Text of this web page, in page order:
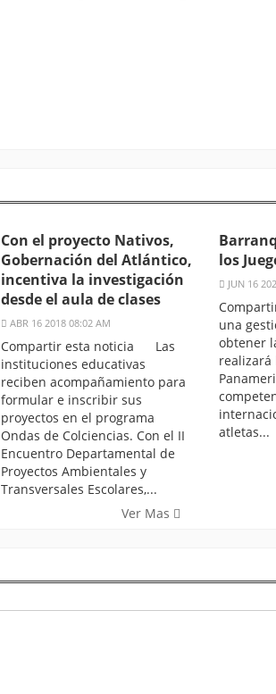
Con el proyecto Nativos,
Gobernación del Atlántico,
incentiva la investigación
desde el aula de clases
ABR 16 2018 08:02 AM
Compartir esta noticia Las
instituciones educativas
reciben acompañamiento para
formular e inscribir sus
proyectos en el programa
Ondas de Colciencias. Con el II
Encuentro Departamental de
Proyectos Ambientales y
Transversales Escolares,...
Ver Mas
los
JUN 16
una
obtener
realizará
atletas...